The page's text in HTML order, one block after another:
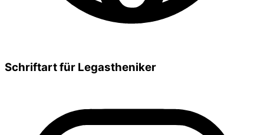
Schriftart für Legastheniker